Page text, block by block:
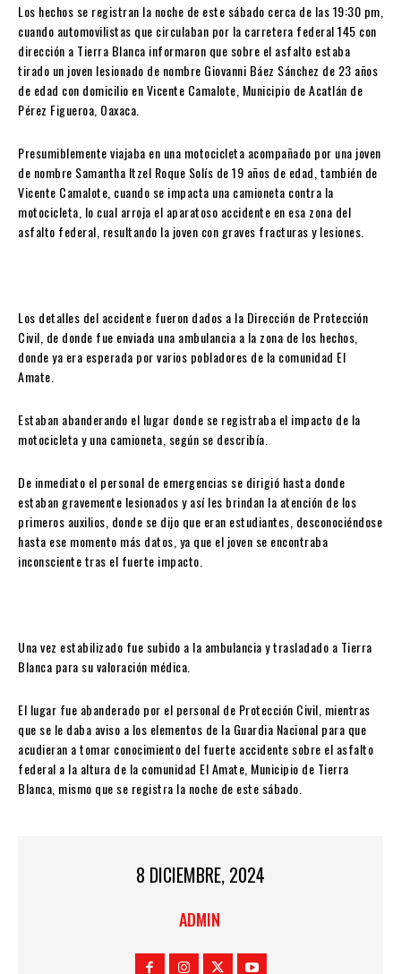
Los hechos se registran la noche de este sábado cerca de las 19:30 pm,
cuando automovilistas que circulaban por la carretera federal 145 con
dirección a Tierra Blanca informaron que sobre el asfalto estaba
tirado un joven lesionado de nombre Giovanni Báez Sánchez de 23 años
de edad con domicilio en Vicente Camalote, Municipio de Acatlán de
Pérez Figueroa, Oaxaca.
Presumiblemente viajaba en una motocicleta acompañado por una joven
de nombre Samantha Itzel Roque Solís de 19 años de edad, también de
Vicente Camalote, cuando se impacta una camioneta contra la
motocicleta, lo cual arroja el aparatoso accidente en esa zona del
asfalto federal, resultando la joven con graves fracturas y lesiones.
Los detalles del accidente fueron dados a la Dirección de Protección
Civil, de donde fue enviada una ambulancia a la zona de los hechos,
donde ya era esperada por varios pobladores de la comunidad El
Amate.
Estaban abanderando el lugar donde se registraba el impacto de la
motocicleta y una camioneta, según se describía.
De inmediato el personal de emergencias se dirigió hasta donde
estaban gravemente lesionados y así les brindan la atención de los
primeros auxilios, donde se dijo que eran estudiantes, desconociéndose
hasta ese momento más datos, ya que el joven se encontraba
inconsciente tras el fuerte impacto.
Una vez estabilizado fue subido a la ambulancia y trasladado a Tierra
Blanca para su valoración médica.
El lugar fue abanderado por el personal de Protección Civil, mientras
que se le daba aviso a los elementos de la Guardia Nacional para que
acudieran a tomar conocimiento del fuerte accidente sobre el asfalto
federal a la altura de la comunidad El Amate, Municipio de Tierra
Blanca, mismo que se registra la noche de este sábado.
8 DICIEMBRE, 2024
ADMIN